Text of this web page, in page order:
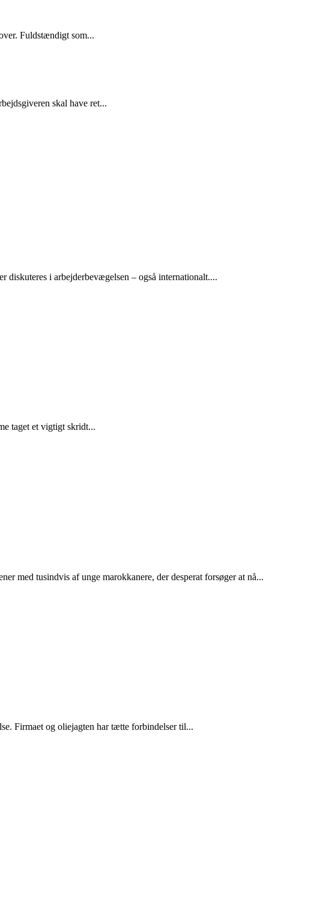
Fuldstændigt som...
skal have ret...
i arbejderbevægelsen – også internationalt....
taget et vigtigt skridt...
med tusindvis af unge marokkanere, der desperat forsøger at nå...
Firmaet og oliejagten har tætte forbindelser til...